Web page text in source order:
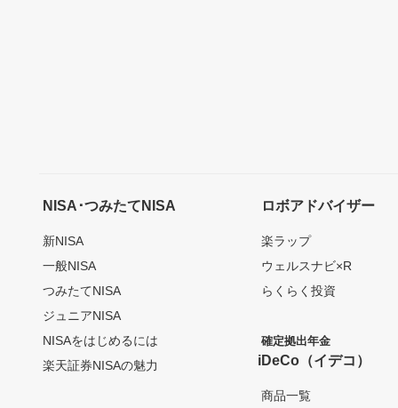
NISA･つみたてNISA
新NISA
一般NISA
つみたてNISA
ジュニアNISA
NISAをはじめるには
楽天証券NISAの魅力
ロボアドバイザー
楽ラップ
ウェルスナビ×R
らくらく投資
確定拠出年金
iDeCo（イデコ）
商品一覧